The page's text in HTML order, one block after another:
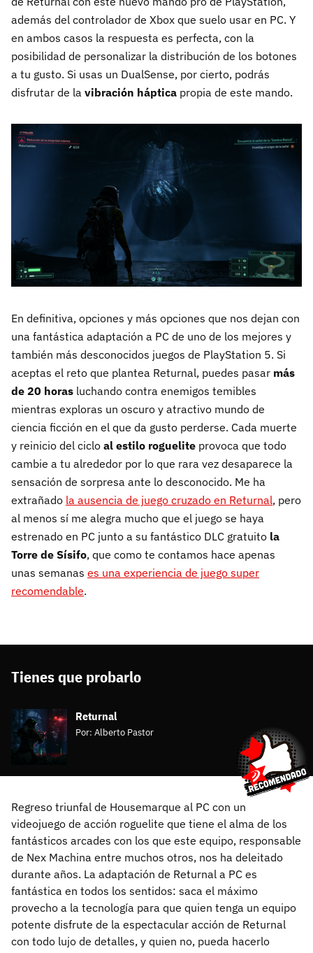
además del controlador de Xbox que suelo usar en PC. Y
en ambos casos la respuesta es perfecta, con la
posibilidad de personalizar la distribución de los botones
a tu gusto. Si usas un DualSense, por cierto, podrás
disfrutar de la vibración háptica propia de este mando.
En definitiva, opciones y más opciones que nos dejan con
una fantástica adaptación a PC de uno de los mejores y
también más desconocidos juegos de PlayStation 5. Si
aceptas el reto que plantea Returnal, puedes pasar más
de 20 horas luchando contra enemigos temibles
mientras exploras un oscuro y atractivo mundo de
ciencia ficción en el que da gusto perderse. Cada muerte
y reinicio del ciclo al estilo roguelite provoca que todo
cambie a tu alrededor por lo que rara vez desaparece la
sensación de sorpresa ante lo desconocido. Me ha
extrañado la ausencia de juego cruzado en Returnal, pero
al menos sí me alegra mucho que el juego se haya
estrenado en PC junto a su fantástico DLC gratuito la
Torre de Sísifo, que como te contamos hace apenas
unas semanas es una experiencia de juego super
recomendable.
Tienes que probarlo
Returnal
Por: Alberto Pastor
Regreso triunfal de Housemarque al PC con un
videojuego de acción roguelite que tiene el alma de los
fantásticos arcades con los que este equipo, responsable
de Nex Machina entre muchos otros, nos ha deleitado
durante años. La adaptación de Returnal a PC es
fantástica en todos los sentidos: saca el máximo
provecho a la tecnología para que quien tenga un equipo
potente disfrute de la espectacular acción de Returnal
con todo lujo de detalles, y quien no, pueda hacerlo